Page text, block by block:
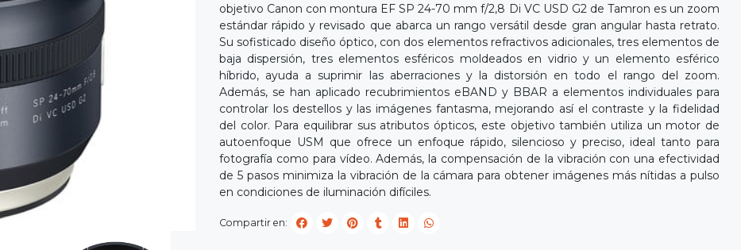
objetivo Canon con montura EF SP 24-70 mm f/2,8 Di VC USD G2 de Tamron es un zoom
estándar rápido y revisado que abarca un rango versátil desde gran angular hasta retrato.
Su sofisticado diseño óptico, con dos elementos refractivos adicionales, tres elementos de
baja dispersión, tres elementos esféricos moldeados en vidrio y un elemento esférico
híbrido, ayuda a suprimir las aberraciones y la distorsión en todo el rango del zoom.
Además, se han aplicado recubrimientos eBAND y BBAR a elementos individuales para
controlar los destellos y las imágenes fantasma, mejorando así el contraste y la fidelidad
del color. Para equilibrar sus atributos ópticos, este objetivo también utiliza un motor de
autoenfoque USM que ofrece un enfoque rápido, silencioso y preciso, ideal tanto para
fotografía como para vídeo. Además, la compensación de la vibración con una efectividad
de 5 pasos minimiza la vibración de la cámara para obtener imágenes más nítidas a pulso
en condiciones de iluminación difíciles.
Compartir en: